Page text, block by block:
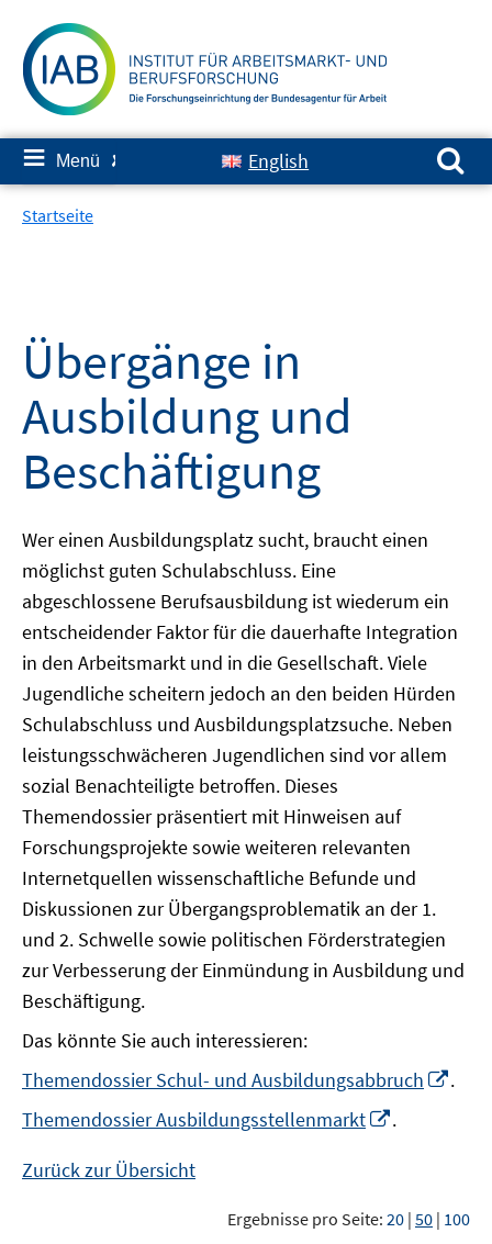
zum
Inhalt
≡ Menü ✘ English
Suchen nach:
Startseite
Übergänge in
Ausbildung und
Beschäftigung
Wer einen Ausbildungsplatz sucht, braucht einen
möglichst guten Schulabschluss. Eine
abgeschlossene Berufsausbildung ist wiederum ein
entscheidender Faktor für die dauerhafte Integration
in den Arbeitsmarkt und in die Gesellschaft. Viele
Jugendliche scheitern jedoch an den beiden Hürden
Schulabschluss und Ausbildungsplatzsuche. Neben
leistungsschwächeren Jugendlichen sind vor allem
sozial Benachteiligte betroffen. Dieses
Themendossier präsentiert mit Hinweisen auf
Forschungsprojekte sowie weiteren relevanten
Internetquellen wissenschaftliche Befunde und
Diskussionen zur Übergangsproblematik an der 1.
und 2. Schwelle sowie politischen Förderstrategien
zur Verbesserung der Einmündung in Ausbildung und
Beschäftigung.
Das könnte Sie auch interessieren:
Themendossier Schul- und Ausbildungsabbruch
.
Themendossier Ausbildungsstellenmarkt
.
Zurück zur Übersicht
Ergebnisse pro Seite: 20 | 50 | 100